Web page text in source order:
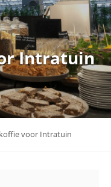
Intratuin
voor Intratuin